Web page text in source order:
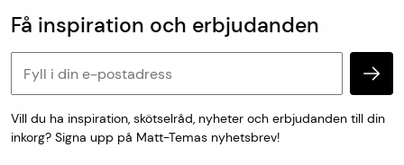
Köp & leveransvillkor
Retur & reklamation
Personuppgifter och cookies
Få inspiration och erbjudanden
Vill du ha inspiration, skötselråd, nyheter och erbjudanden till din
inkorg? Signa upp på Matt-Temas nyhetsbrev!